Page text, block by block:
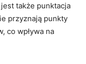
także‍ punktacja
przyznają punkty
co wpływa‌ na